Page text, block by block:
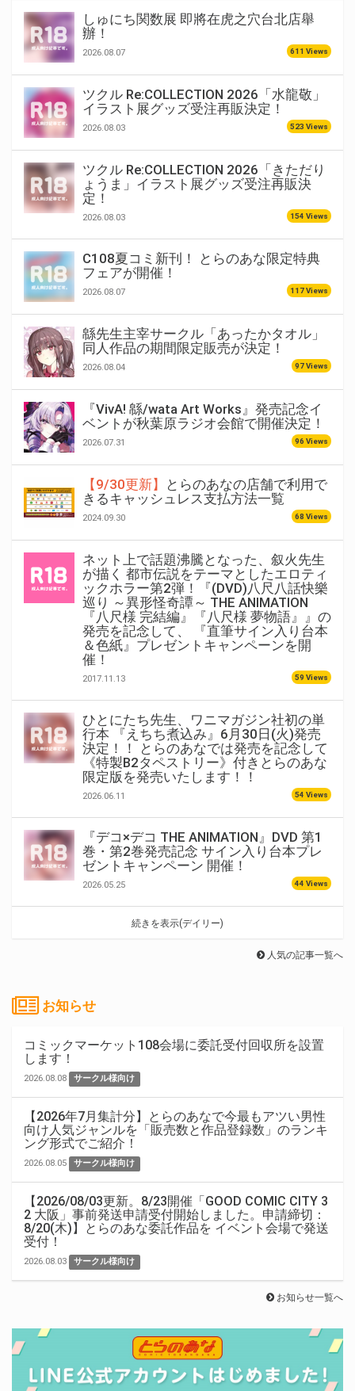
しゅにち関数展 即將在虎之穴台北店舉
辦！
2026.08.07 611 Views
ツクル Re:COLLECTION 2026「水龍敬」
イラスト展グッズ受注再販決定！
2026.08.03 523 Views
ツクル Re:COLLECTION 2026「きただり
ょうま」イラスト展グッズ受注再販決
定！
2026.08.03 154 Views
C108夏コミ新刊！ とらのあな限定特典
フェアが開催！
2026.08.07 117 Views
緜先生主宰サークル「あったかタオル」
同人作品の期間限定販売が決定！
2026.08.04 97 Views
『VivA! 緜/wata Art Works』発売記念イ
ベントが秋葉原ラジオ会館で開催決定！
2026.07.31 96 Views
【9/30更新】
とらのあなの店舗で利用で
きるキャッシュレス支払方法一覧
2024.09.30 68 Views
ネット上で話題沸騰となった、叙火先生
が描く 都市伝説をテーマとしたエロティ
ックホラー第2弾！『(DVD)八尺八話快樂
巡り ～異形怪奇譚～ THE ANIMATION
『八尺様 完結編』『八尺様 夢物語』』の
発売を記念して、 『直筆サイン入り台本
＆色紙』プレゼントキャンペーンを開
催！
2017.11.13 59 Views
ひとにたち先生、ワニマガジン社初の単
行本 『えちち煮込み』6月30日(火)発売
決定！！ とらのあなでは発売を記念して
《特製B2タペストリー》付きとらのあな
限定版を発売いたします！！
2026.06.11 54 Views
『デコ×デコ THE ANIMATION』DVD 第1
巻・第2巻発売記念 サイン入り台本プレ
ゼントキャンペーン 開催！
2026.05.25 44 Views
続きを表示(デイリー)
人気の記事一覧へ
お知らせ
コミックマーケット108会場に委託受付回収所を設置
します！
2026.08.08 サークル様向け
【2026年7月集計分】とらのあなで今最もアツい男性
向け人気ジャンルを「販売数と作品登録数」のランキ
ング形式でご紹介！
2026.08.05 サークル様向け
【2026/08/03更新。8/23開催「GOOD COMIC CITY 3
2 大阪」事前発送申請受付開始しました。申請締切：
8/20(木)】とらのあな委託作品を イベント会場で発送
受付！
2026.08.03 サークル様向け
お知らせ一覧へ